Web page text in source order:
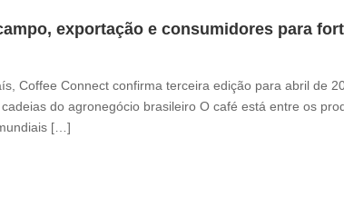
exportação e consumidores para
Coffee Connect confirma terceira edição para abril de
do agronegócio brasileiro O café está entre os
[…]